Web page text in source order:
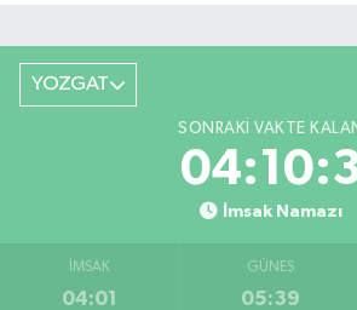
YOZGAT
SONRAKI VAKTE
İmsak Namazı
İMSAK
04:01
GÜNEŞ
05:39